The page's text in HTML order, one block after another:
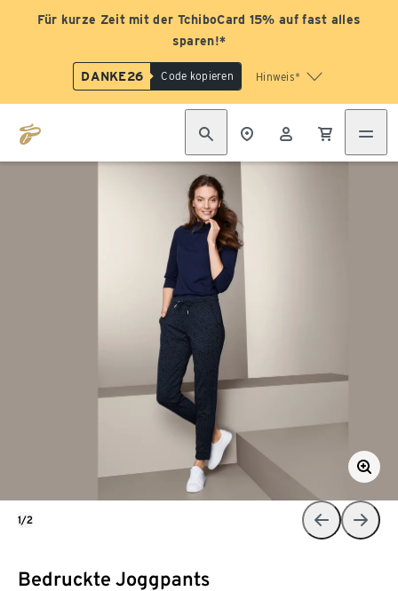
Für kurze Zeit mit der TchiboCard 15% auf fast alles
sparen!*
DANKE26 Code kopieren Hinweis*
Bedruckte Joggpants
1/2